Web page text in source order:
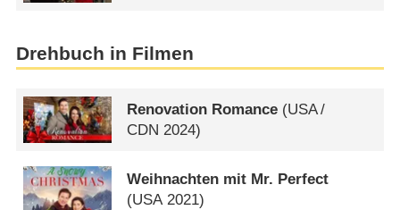
Drehbuch in Filmen
Renovation Romance (USA/
CDN 2024)
Weihnachten mit Mr. Perfect
(USA2021)